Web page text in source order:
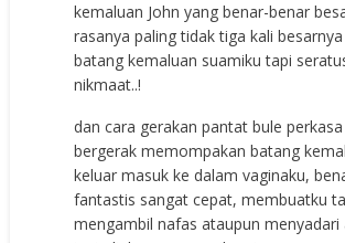
kemaluan John yang benar-benar
rasanya paling tidak tiga kali
batang kemaluan suamiku tapi
nikmaat..!
dan cara gerakan pantat bule perkasa
bergerak memompakan batang
keluar masuk ke dalam vaginaku,
fantastis sangat cepat, membuatku
mengambil nafas ataupun menyadari